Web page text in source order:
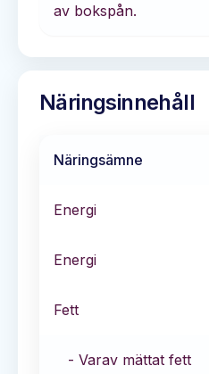
av bokspån.
Näringsinnehåll
Näringsämne
Energi
Energi
Fett
- Varav mättat fett